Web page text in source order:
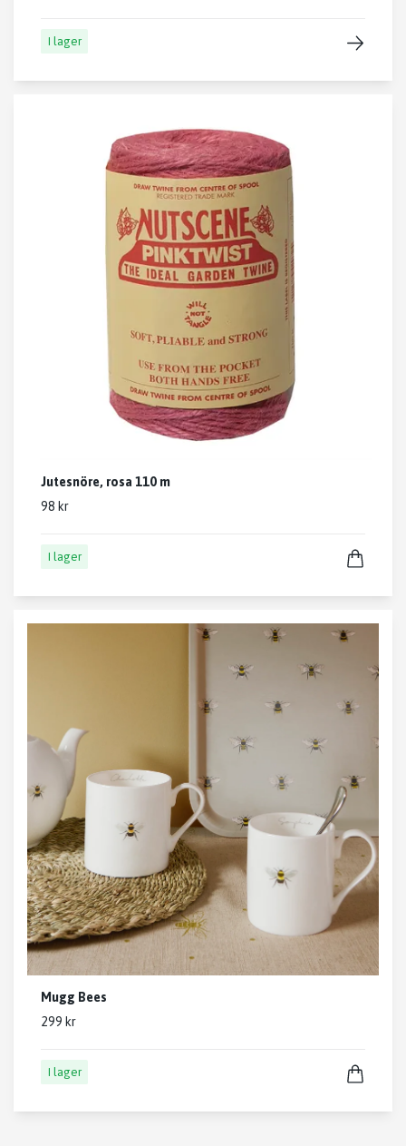
I lager
Jutesnöre, rosa 110 m
98 kr
I lager
Mugg Bees
299 kr
I lager